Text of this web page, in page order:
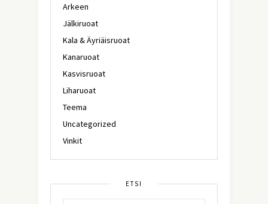
Arkeen
Jälkiruoat
Kala & Äyriäisruoat
Kanaruoat
Kasvisruoat
Liharuoat
Teema
Uncategorized
Vinkit
ETSI